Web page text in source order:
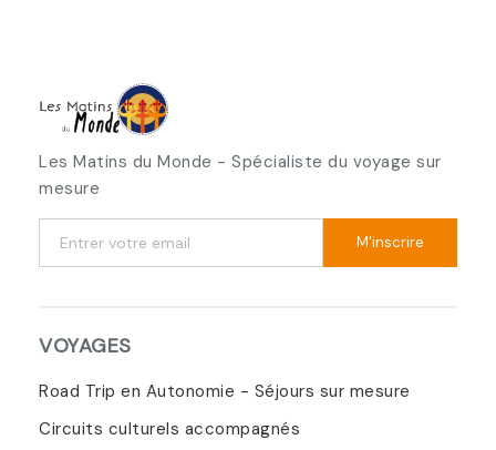
Les Matins du Monde - Spécialiste du voyage sur
mesure
M'inscrire
VOYAGES
Road Trip en Autonomie - Séjours sur mesure
Circuits culturels accompagnés